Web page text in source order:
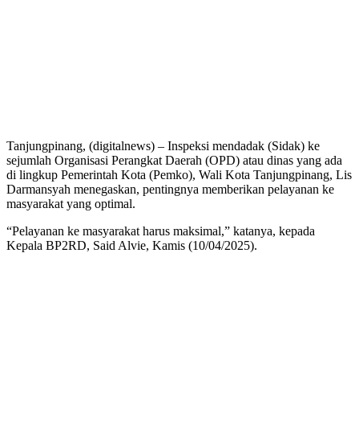
Tanjungpinang, (digitalnews) – Inspeksi mendadak (Sidak) ke
sejumlah Organisasi Perangkat Daerah (OPD) atau dinas yang ada
di lingkup Pemerintah Kota (Pemko), Wali Kota Tanjungpinang, Lis
Darmansyah menegaskan, pentingnya memberikan pelayanan ke
masyarakat yang optimal.
“Pelayanan ke masyarakat harus maksimal,” katanya, kepada
Kepala BP2RD, Said Alvie, Kamis (10/04/2025).